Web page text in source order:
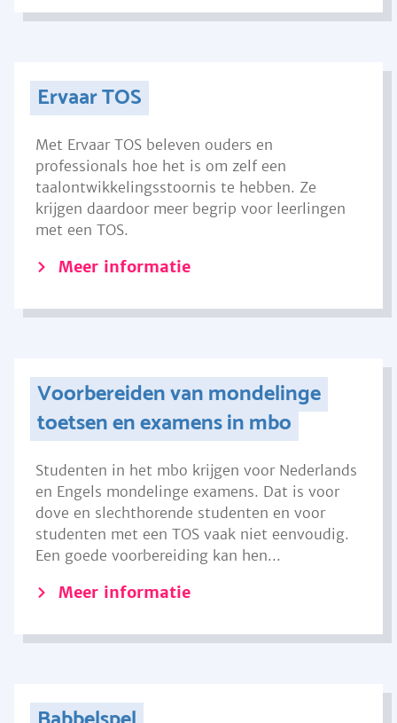
Ervaar TOS
Met Ervaar TOS beleven ouders en
professionals hoe het is om zelf een
taalontwikkelingsstoornis te hebben. Ze
krijgen daardoor meer begrip voor leerlingen
met een TOS.
Meer informatie
Voorbereiden van mondelinge
toetsen en examens in mbo
Studenten in het mbo krijgen voor Nederlands
en Engels mondelinge examens. Dat is voor
dove en slechthorende studenten en voor
studenten met een TOS vaak niet eenvoudig.
Een goede voorbereiding kan hen...
Meer informatie